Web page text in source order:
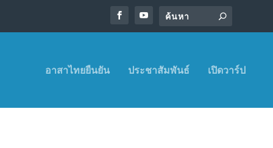
อาสาไทยยืนยัน ประชาสัมพันธ์ เปิดวาร์ป